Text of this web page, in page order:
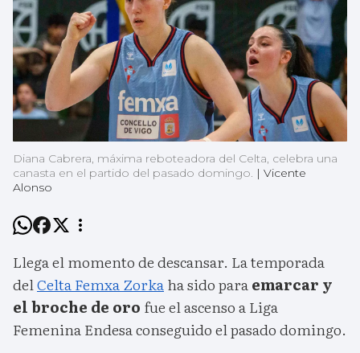
Diana Cabrera, máxima reboteadora del Celta, celebra una
canasta en el partido del pasado domingo. | Vicente
Alonso
Llega el momento de descansar. La temporada
delCelta Femxa Zorkaha sido paraemarcar y
el broche de oro fue el ascenso a Liga
Femenina Endesa conseguido el pasado domingo.